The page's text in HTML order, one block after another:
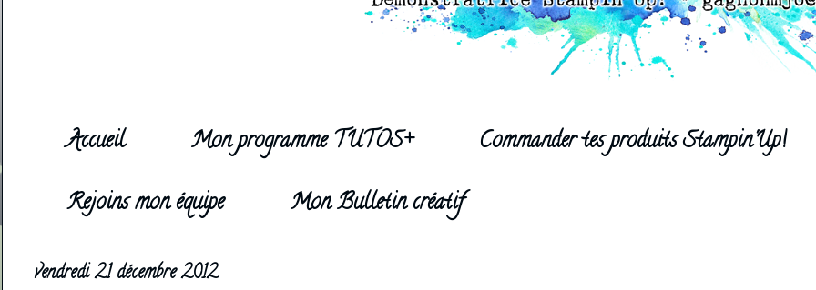
Accueil Mon programme TUTOS+
Commander tes produits Stampin'Up!
Rejoins mon équipe
Mon Bulletin créatif
vendredi 21 décembre 2012